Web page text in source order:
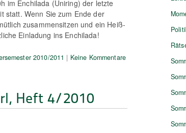
im Enchilada (Uniring) der letzte
statt. Wenn Sie zum Ende der
zusammensitzen und ein Heiß-
Einladung ins Enchilada!
2010/2011 | Keine Kommentare
Heft 4/2010